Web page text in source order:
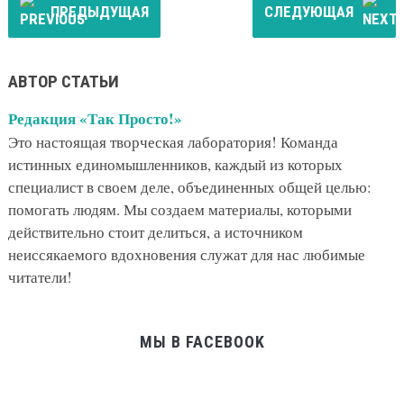
ПРЕДЫДУЩАЯ СЛЕДУЮЩАЯ
АВТОР СТАТЬИ
Редакция «Так Просто!»
Это настоящая творческая лаборатория! Команда
истинных единомышленников, каждый из которых
специалист в своем деле, объединенных общей целью:
помогать людям. Мы создаем материалы, которыми
действительно стоит делиться, а источником
неиссякаемого вдохновения служат для нас любимые
читатели!
МЫ В FACEBOOK